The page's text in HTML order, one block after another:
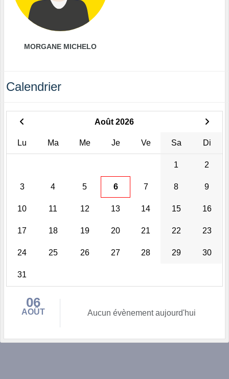
MORGANE MICHELO
Calendrier
Août 2026
Lu Ma Me Je Ve Sa Di
1 2
3 4 5 6 7 8 9
10 11 12 13 14 15 16
17 18 19 20 21 22 23
24 25 26 27 28 29 30
31
06
AOÛT Aucun évènement aujourd'hui